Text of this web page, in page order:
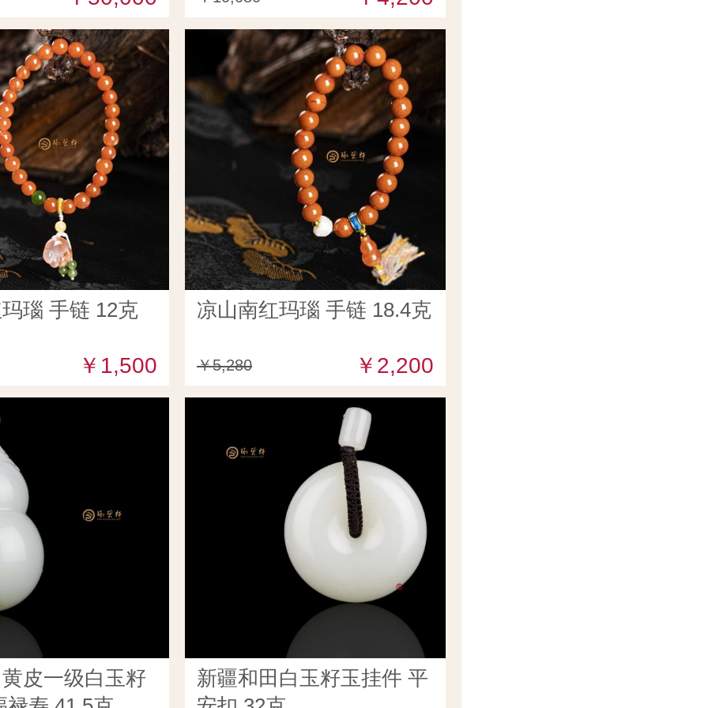
瑙 手链 12克
￥1,500
凉山南红玛瑙 手链 18.4克
￥5,280 ￥2,200
皮一级白玉籽
新疆和田白玉籽玉挂件 平